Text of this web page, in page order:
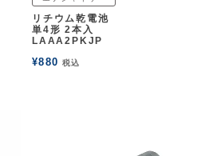
リチウム乾電池
単4形 2本入
LAAA2PKJP
¥880 税込